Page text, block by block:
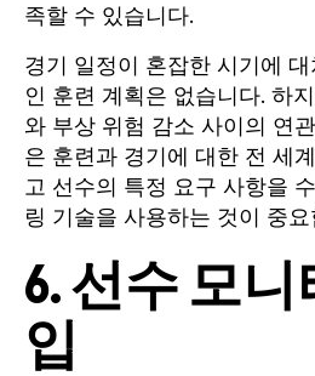
족할 수 있습니다.
경기 일정이 혼잡한 시기에
인 훈련 계획은 없습니다. 하
와 부상 위험 감소 사이의 연
은 훈련과 경기에 대한 전 세
고 선수의 특정 요구 사항을
링 기술을 사용하는 것이 중요
6. 선수 모니
입